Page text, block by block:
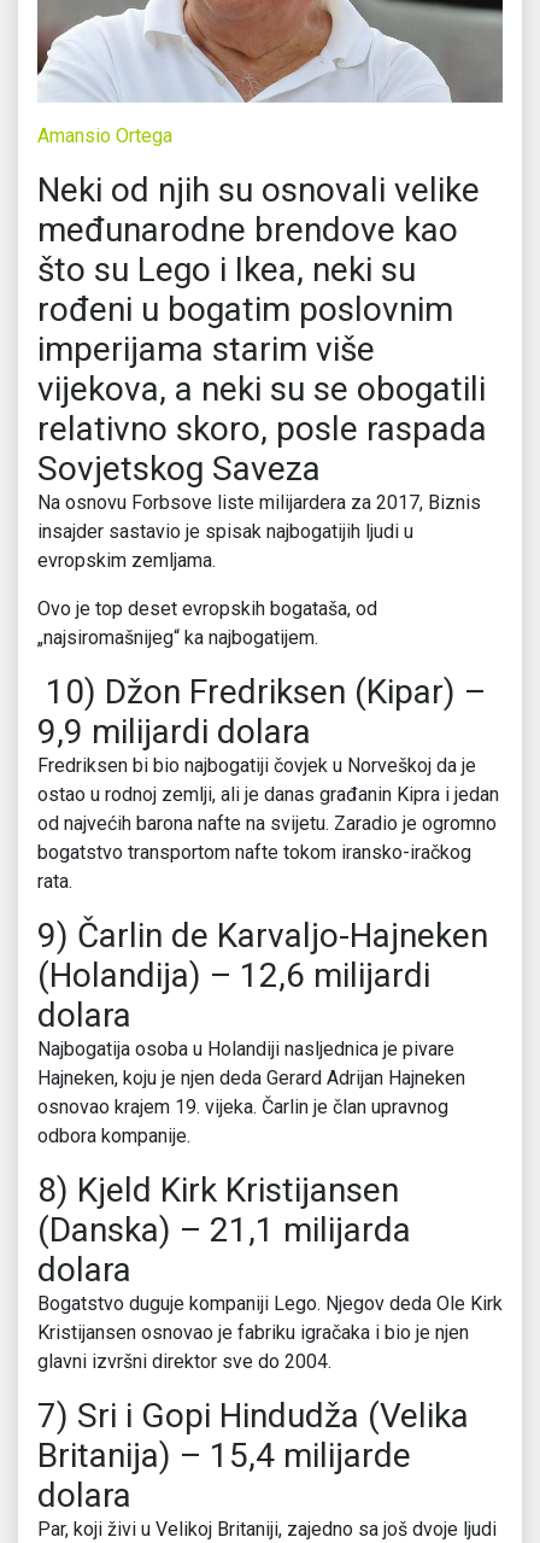
Amansio Ortega
Neki od njih su osnovali velike
međunarodne brendove kao
što su Lego i Ikea, neki su
rođeni u bogatim poslovnim
imperijama starim više
vijekova, a neki su se obogatili
relativno skoro, posle raspada
Sovjetskog Saveza
Na osnovu Forbsove liste milijardera za 2017, Biznis
insajder sastavio je spisak najbogatijih ljudi u
evropskim zemljama.
Ovo je top deset evropskih bogataša, od
„najsiromašnijeg“ ka najbogatijem.
10) Džon Fredriksen (Kipar) –
9,9 milijardi dolara
Fredriksen bi bio najbogatiji čovjek u Norveškoj da je
ostao u rodnoj zemlji, ali je danas građanin Kipra i jedan
od najvećih barona nafte na svijetu. Zaradio je ogromno
bogatstvo transportom nafte tokom iransko-iračkog
rata.
9) Čarlin de Karvaljo-Hajneken
(Holandija) – 12,6 milijardi
dolara
Najbogatija osoba u Holandiji nasljednica je pivare
Hajneken, koju je njen deda Gerard Adrijan Hajneken
osnovao krajem 19. vijeka. Čarlin je član upravnog
odbora kompanije.
8) Kjeld Kirk Kristijansen
(Danska) – 21,1 milijarda
dolara
Bogatstvo duguje kompaniji Lego. Njegov deda Ole Kirk
Kristijansen osnovao je fabriku igračaka i bio je njen
glavni izvršni direktor sve do 2004.
7) Sri i Gopi Hindudža (Velika
Britanija) – 15,4 milijarde
dolara
Par, koji živi u Velikoj Britaniji, zajedno sa još dvoje ljudi